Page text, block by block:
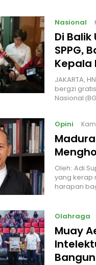
Nasional
Di
SPPG,
Kepala
JAKARTA,
bergzi
Nasional
Opini
Oleh: Adi
yang kerap
harapan
Olahraga
Muay